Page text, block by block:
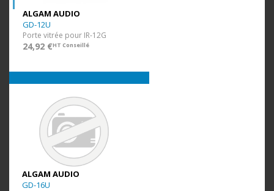
ALGAM AUDIO
GD-12U
Porte vitrée pour IR-12G
24,92 €HT Conseillé
ALGAM AUDIO
GD-16U